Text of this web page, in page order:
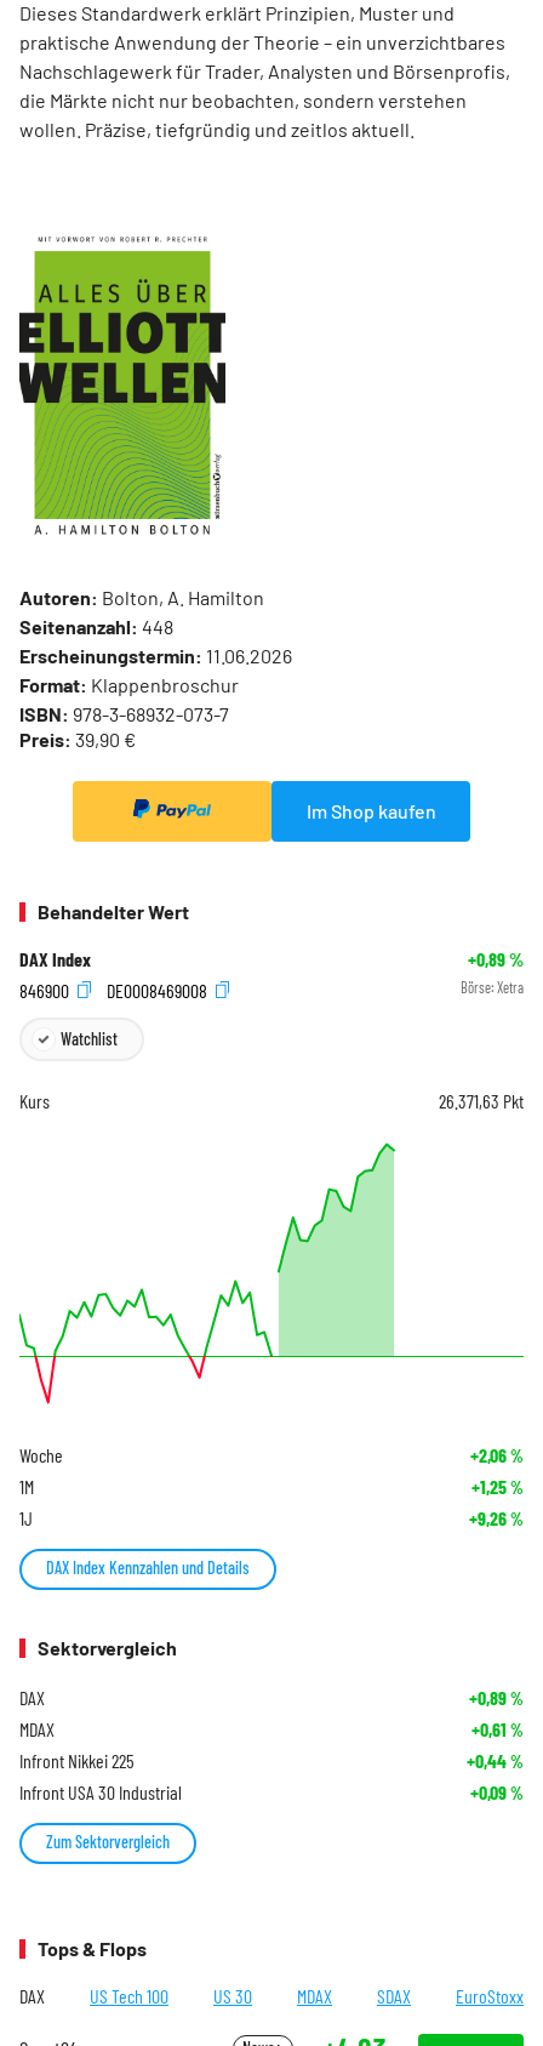
Dieses Standardwerk erklärt Prinzipien, Muster und
praktische Anwendung der Theorie – ein unverzichtbares
Nachschlagewerk für Trader, Analysten und Börsenprofis,
die Märkte nicht nur beobachten, sondern verstehen
wollen. Präzise, tiefgründig und zeitlos aktuell.
Autoren: Bolton, A. Hamilton
Seitenanzahl: 448
Erscheinungstermin: 11.06.2026
Format: Klappenbroschur
ISBN: 978-3-68932-073-7
Preis: 39,90 €
Im Shop kaufen
Behandelter Wert
DAX Index +0,89%
846900
DE0008469008 Börse: Xetra
Watchlist
Kurs 26.371,63 Pkt
Woche +2,06%
1M +1,25%
1J +9,26%
DAX Index Kennzahlen und Details
Sektorvergleich
DAX +0,89%
MDAX +0,61 %
Infront Nikkei 225 +0,44%
Infront USA 30 Industrial +0,09%
Zum Sektorvergleich
Tops & Flops
DAX US Tech 100 US 30 MDAX SDAX EuroStoxx